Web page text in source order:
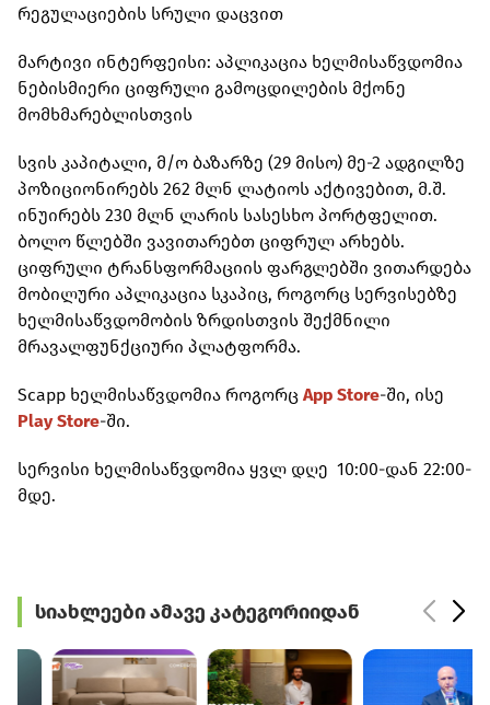
რეგულაციების სრული დაცვით
მარტივი ინტერფეისი: აპლიკაცია ხელმისაწვდომია
ნებისმიერი ციფრული გამოცდილების მქონე
მომხმარებლისთვის
სვის კაპიტალი, მ/ო ბაზარზე (29 მისო) მე-2 ადგილზე
პოზიციონირებს 262 მლნ ლატიოს აქტივებით, მ.შ.
ინუირებს 230 მლნ ლარის სასესხო პორტფელით.
ბოლო წლებში ვავითარებთ ციფრულ არხებს.
ციფრული ტრანსფორმაციის ფარგლებში ვითარდება
მობილური აპლიკაცია სკაპიც, როგორც სერვისებზე
ხელმისაწვდომობის ზრდისთვის შექმნილი
მრავალფუნქციური პლატფორმა.
Scapp ხელმისაწვდომია როგორც App Store-ში, ისე
Play Store-ში.
სერვისი ხელმისაწვდომია ყვლ დღე 10:00-დან 22:00-
მდე.
სიახლეები ამავე კატეგორიიდან